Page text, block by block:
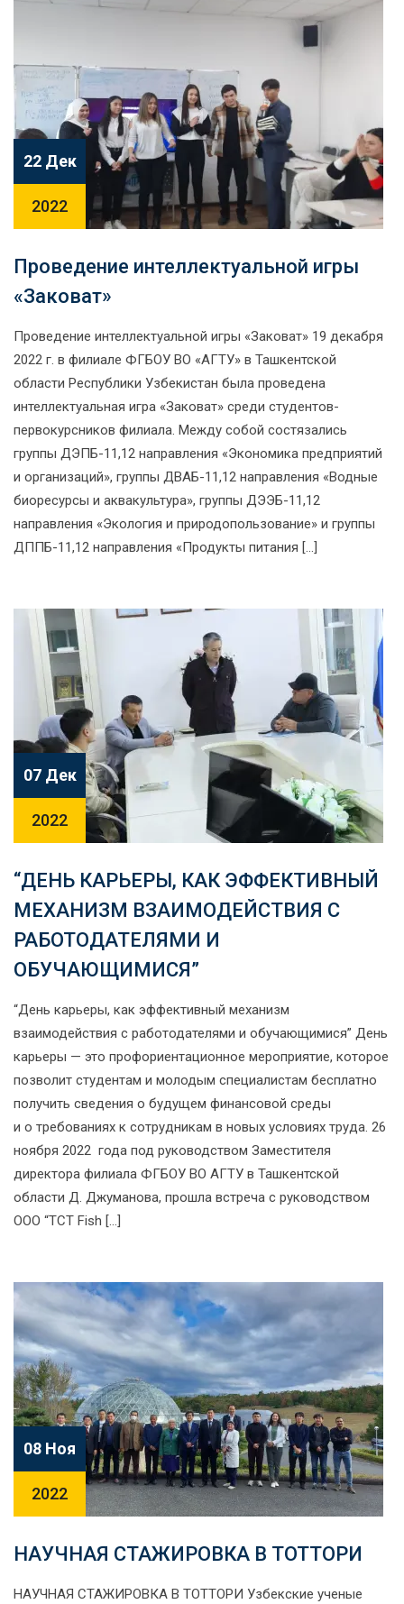
22 Дек
2022
Проведение интеллектуальной игры
«Заковат»
Проведение интеллектуальной игры «Заковат» 19 декабря
2022 г. в филиале ФГБОУ ВО «АГТУ» в Ташкентской
области Республики Узбекистан была проведена
интеллектуальная игра «Заковат» среди студентов-
первокурсников филиала. Между собой состязались
группы ДЭПБ-11,12 направления «Экономика предприятий
и организаций», группы ДВАБ-11,12 направления «Водные
биоресурсы и аквакультура», группы ДЭЭБ-11,12
направления «Экология и природопользование» и группы
ДППБ-11,12 направления «Продукты питания […]
07 Дек
2022
“ДЕНЬ КАРЬЕРЫ, КАК ЭФФЕКТИВНЫЙ
МЕХАНИЗМ ВЗАИМОДЕЙСТВИЯ С
РАБОТОДАТЕЛЯМИ И
ОБУЧАЮЩИМИСЯ”
“День карьеры, как эффективный механизм
взаимодействия с работодателями и обучающимися” День
карьеры — это профориентационное мероприятие, которое
позволит студентам и молодым специалистам бесплатно
получить сведения о будущем финансовой среды
и о требованиях к сотрудникам в новых условиях труда. 26
ноября 2022 года под руководством Заместителя
директора филиала ФГБОУ ВО АГТУ в Ташкентской
области Д. Джуманова, прошла встреча с руководством
ООО “TCT Fish […]
08 Ноя
2022
НАУЧНАЯ СТАЖИРОВКА В ТОТТОРИ
НАУЧНАЯ СТАЖИРОВКА В ТОТТОРИ Узбекские ученые